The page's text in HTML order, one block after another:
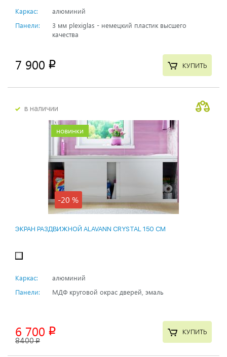
Каркас:
алюминий
Панели:
3 мм plexiglas - немецкий пластик высшего
качества
7 900 p КУПИТЬ
в наличии
новинки
-20 %
ЭКРАН РАЗДВИЖНОЙ ALAVANN CRYSTAL 150 СМ
Каркас:
алюминий
Панели:
МДФ круговой окрас дверей, эмаль
6 700 p
8400p
КУПИТЬ